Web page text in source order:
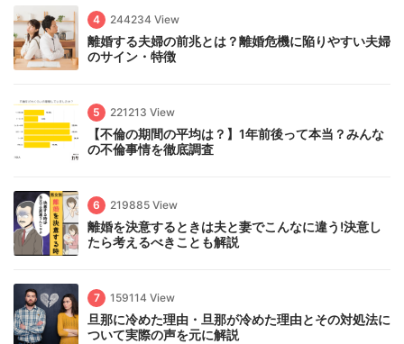
4 244234 View
離婚する夫婦の前兆とは？離婚危機に陥りやすい夫婦
のサイン・特徴
5 221213 View
【不倫の期間の平均は？】1年前後って本当？みんな
の不倫事情を徹底調査
6 219885 View
離婚を決意するときは夫と妻でこんなに違う!決意し
たら考えるべきことも解説
7 159114 View
旦那に冷めた理由・旦那が冷めた理由とその対処法に
ついて実際の声を元に解説